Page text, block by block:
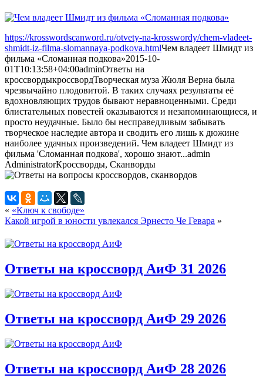
https://krosswordscanword.ru/otvety-na-krosswordy/chem-vladeet-
shmidt-iz-filma-slomannaya-podkova.htmlЧем владеет Шмидт из
фильма «Сломанная подкова»2015-10-
01T10:13:58+04:00adminОтветы на
кроссвордыкроссвордТворческая муза Жюля Верна была
чрезвычайно плодовитой. В таких случаях результаты её
вдохновляющих трудов бывают неравноценными. Среди
блистательных повестей оказываются и незапоминающиеся, и
просто неудачные. Было бы несправедливым забывать
творческое наследие автора и сводить его лишь к дюжине
наиболее удачных произведений. Чем владеет Шмидт из
фильма 'Сломанная подкова', хорошо знают...admin
AdministratorКроссворды, Сканворды
« «Ключ к свободе»
Какой игрой в юности увлекался Эрнесто Че Гевара »
Ответы на кроссворд АиФ 31 2026
Ответы на кроссворд АиФ 29 2026
Ответы на кроссворд АиФ 28 2026